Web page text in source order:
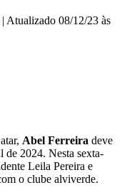
| Atualizado 08/12/23 às
Abel Ferreira deve
de 2024. Nesta sexta-
Leila Pereira e
o clube alviverde.